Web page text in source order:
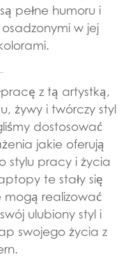
pełne humoru i
w jej
z tą artystką,
żywy i twórczy styl
dostosować
jakie oferują
stylu pracy i życia
te stały się
mogą realizować
ulubiony styl i
swojego życia z